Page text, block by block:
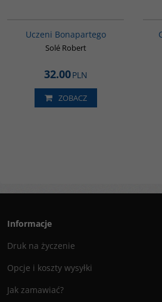
Uczeni Bonapartego
Solé Robert
32.00PLN
ZOBACZ
Informacje
Druk na życzenie
Opcje i koszty wysyłki
Jak zamawiać?